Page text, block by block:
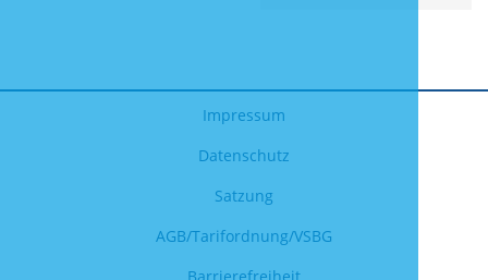
Impressum
Datenschutz
Satzung
AGB/Tarifordnung/VSBG